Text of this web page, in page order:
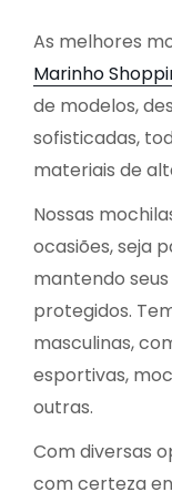
As melhores
Marinho
de modelos,
sofisticadas,
materiais de
Nossas
ocasiões, seja
mantendo
protegidos.
masculinas,
esportivas,
outras.
Com diversas
com certeza